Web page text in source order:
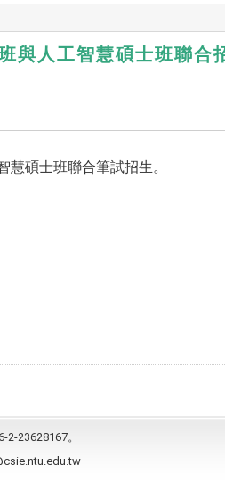
與人工智慧碩士班聯合
碩士班聯合筆試招生。
23628167。